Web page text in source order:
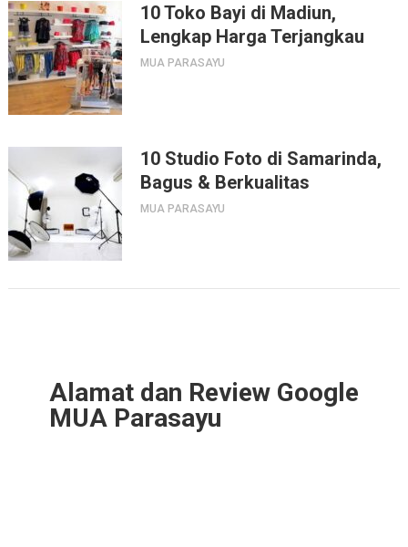
10 Toko Bayi di Madiun,
Lengkap Harga Terjangkau
MUA PARASAYU
10 Studio Foto di Samarinda,
Bagus & Berkualitas
MUA PARASAYU
Alamat dan Review Google
MUA Parasayu